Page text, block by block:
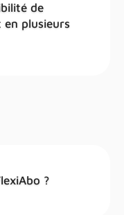
de
plusieurs
?